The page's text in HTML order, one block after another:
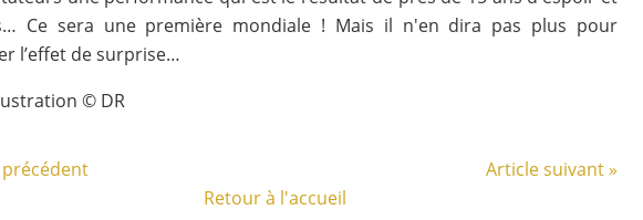
Ce sera une première mondiale ! Mais il n'en dira pas plus pour
l’effet de surprise…
© DR
Article suivant »
Retour à l'accueil